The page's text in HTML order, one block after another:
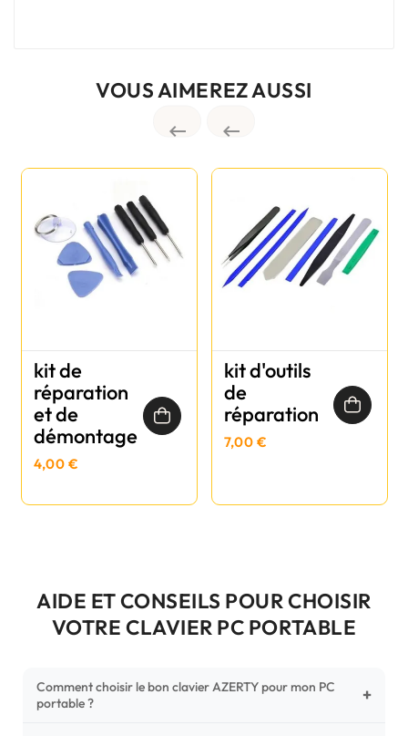
VOUS AIMEREZ AUSSI
 
kit de
réparation
et de
démontage
4,00 €
kit d'outils
de
réparation
7,00 €
AIDE ET CONSEILS POUR CHOISIR
VOTRE CLAVIER PC PORTABLE
Comment choisir le bon clavier AZERTY pour mon PC
portable ?
+